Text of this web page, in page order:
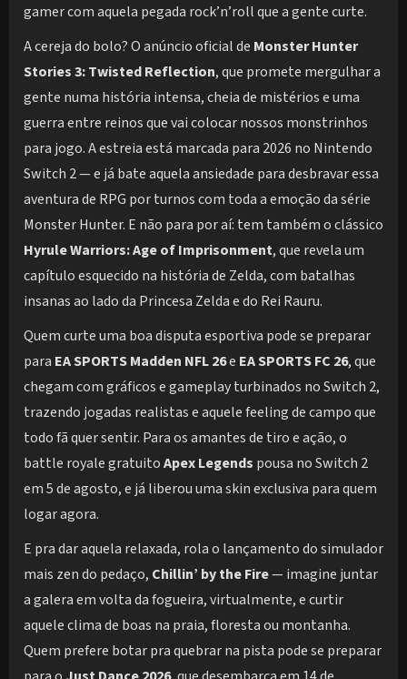
gamer com aquela pegada rock’n’roll que a gente curte.
A cereja do bolo? O anúncio oficial de Monster Hunter
Stories 3: Twisted Reflection, que promete mergulhar a
gente numa história intensa, cheia de mistérios e uma
guerra entre reinos que vai colocar nossos monstrinhos
para jogo. A estreia está marcada para 2026 no Nintendo
Switch 2 — e já bate aquela ansiedade para desbravar essa
aventura de RPG por turnos com toda a emoção da série
Monster Hunter. E não para por aí: tem também o clássico
Hyrule Warriors: Age of Imprisonment, que revela um
capítulo esquecido na história de Zelda, com batalhas
insanas ao lado da Princesa Zelda e do Rei Rauru.
Quem curte uma boa disputa esportiva pode se preparar
para EA SPORTS Madden NFL 26e EA SPORTS FC 26, que
chegam com gráficos e gameplay turbinados no Switch 2,
trazendo jogadas realistas e aquele feeling de campo que
todo fã quer sentir. Para os amantes de tiro e ação, o
battle royale gratuitoApex Legends pousa no Switch 2
em 5 de agosto, e já liberou uma skin exclusiva para quem
logar agora.
E pra dar aquela relaxada, rola o lançamento do simulador
mais zen do pedaço, Chillin’ by the Fire— imagine juntar
a galera em volta da fogueira, virtualmente, e curtir
aquele clima de boas na praia, floresta ou montanha.
Quem prefere botar pra quebrar na pista pode se preparar